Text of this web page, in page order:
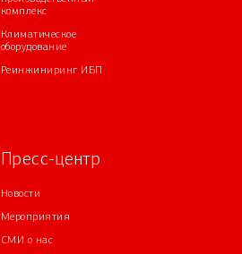
комплекс
Климатическое
оборудование
Реинжиниринг ИБП
Пресс-центр
Новости
Мероприятия
СМИ о нас